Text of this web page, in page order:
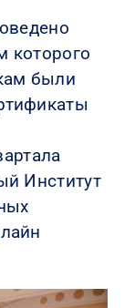
которого
были
Институт